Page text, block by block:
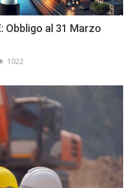
Obbligo al 31 Marzo
1022